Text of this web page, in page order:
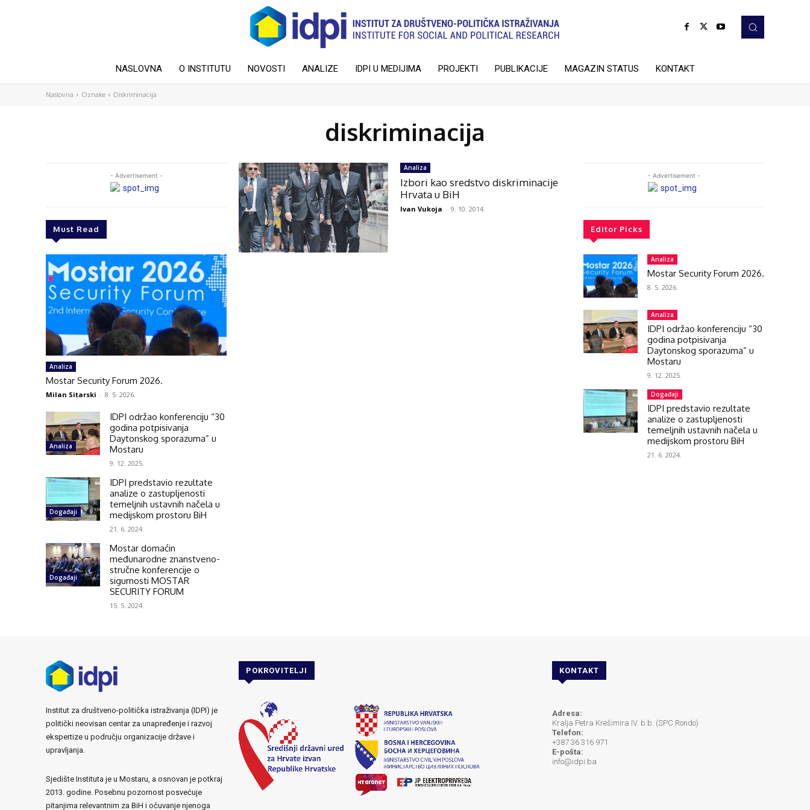
NASLOVNA O INSTITUTU NOVOSTI ANALIZE IDPI U MEDIJIMA PROJEKTI PUBLIKACIJE MAGAZIN STATUS KONTAKT
Naslovna Oznake Diskriminacija
diskriminacija
- Advertisement -
Must Read
Analiza
Mostar Security Forum 2026.
Milan Sitarski - 8. 5. 2026.
Analiza
IDPI održao konferenciju “30
godina potpisivanja
Daytonskog sporazuma” u
Mostaru
9. 12. 2025.
Događaji
IDPI predstavio rezultate
analize o zastupljenosti
temeljnih ustavnih načela u
medijskom prostoru BiH
21. 6. 2024.
Događaji
Mostar domaćin
međunarodne znanstveno-
stručne konferencije o
sigurnosti MOSTAR
SECURITY FORUM
15. 5. 2024.
Analiza
Izbori kao sredstvo diskriminacije
Hrvata u BiH
Ivan Vukoja - 9. 10. 2014.
- Advertisement -
Editor Picks
Analiza
Mostar Security Forum 2026.
8. 5. 2026.
Analiza
IDPI održao konferenciju “30
godina potpisivanja
Daytonskog sporazuma” u
Mostaru
9. 12. 2025.
Događaji
IDPI predstavio rezultate
analize o zastupljenosti
temeljnih ustavnih načela u
medijskom prostoru BiH
21. 6. 2024.
Institut za društveno-politička istraživanja (IDPI) je
politički neovisan centar za unapređenje i razvoj
ekspertize u području organizacije države i
upravljanja.
Sjedište Instituta je u Mostaru, a osnovan je potkraj
2013. godine. Posebnu pozornost posvećuje
pitanjima relevantnim za BiH i očuvanje njenoga
POKROVITELJI KONTAKT
Adresa:
Kralja Petra Krešimira IV. b.b. (SPC Rondo)
Telefon:
+387 36 316 971
E-pošta:
info@idpi.ba